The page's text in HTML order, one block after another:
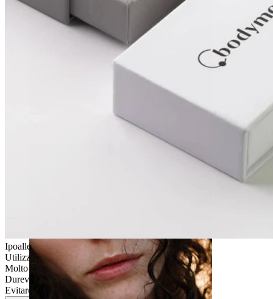
Ipoallergenico
Utilizzo quotidiano
Molto facile
Durevole
Evitare l''acqua